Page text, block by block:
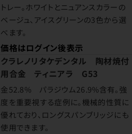
トレー。ホワイトとニュアンスカラーの
ベージュ、アイスグリーンの3色から選
べます。
価格はログイン後表示
クラレノリタケデンタル 陶材焼付
用合金 ティニアラ G53
金52.8% パラジウム26.9%含有。強
度を重要視する症例に。機械的性質に
優れており、ロングスパンブリッジにも
使用できます。